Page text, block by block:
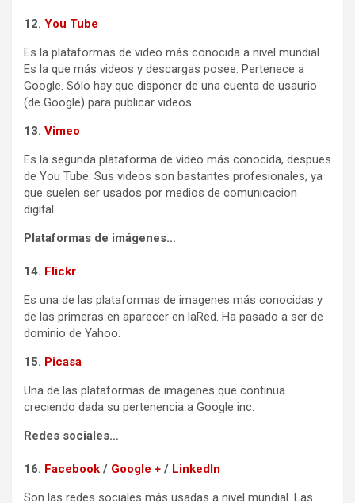
12. You Tube
Es la plataformas de video más conocida a nivel mundial.
Es la que más videos y descargas posee. Pertenece a
Google. Sólo hay que disponer de una cuenta de usaurio
(de Google) para publicar videos.
13. Vimeo
Es la segunda plataforma de video más conocida, despues
de You Tube. Sus videos son bastantes profesionales, ya
que suelen ser usados por medios de comunicacion
digital.
Plataformas de imágenes…
14. Flickr
Es una de las plataformas de imagenes más conocidas y
de las primeras en aparecer en laRed. Ha pasado a ser de
dominio de Yahoo.
15. Picasa
Una de las plataformas de imagenes que continua
creciendo dada su pertenencia a Google inc.
Redes sociales…
16. Facebook / Google + / LinkedIn
Son las redes sociales más usadas a nivel mundial. Las